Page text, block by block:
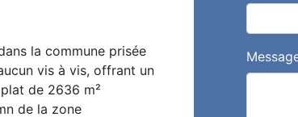
la commune prisée
vis à vis, offrant un
de 2636 m²
de la zone